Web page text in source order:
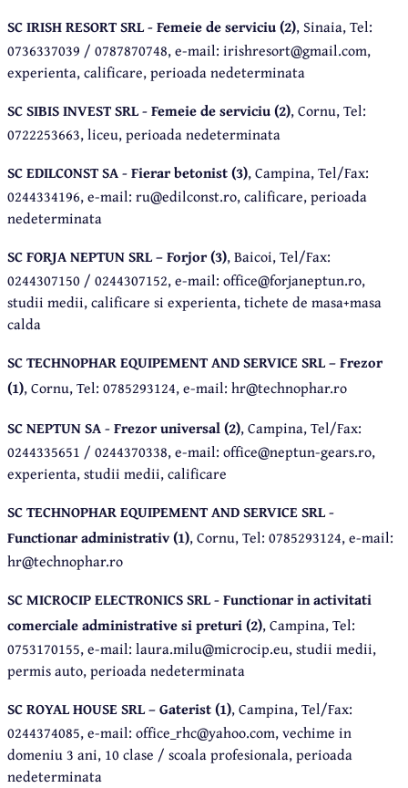
SC IRISH RESORT SRL - Femeie de serviciu (2), Sinaia, Tel:
0736337039 / 0787870748, e-mail: irishresort@gmail.com,
experienta, calificare, perioada nedeterminata
SC SIBIS INVEST SRL - Femeie de serviciu (2), Cornu, Tel:
0722253663, liceu, perioada nedeterminata
SC EDILCONST SA - Fierar betonist (3), Campina, Tel/Fax:
0244334196, e-mail: ru@edilconst.ro, calificare, perioada
nedeterminata
SC FORJA NEPTUN SRL – Forjor (3), Baicoi, Tel/Fax:
0244307150 / 0244307152, e-mail: office@forjaneptun.ro,
studii medii, calificare si experienta, tichete de masa+masa
calda
SC TECHNOPHAR EQUIPEMENT AND SERVICE SRL – Frezor
(1), Cornu, Tel: 0785293124, e-mail: hr@technophar.ro
SC NEPTUN SA - Frezor universal (2), Campina, Tel/Fax:
0244335651 / 0244370338, e-mail: office@neptun-gears.ro,
experienta, studii medii, calificare
SC TECHNOPHAR EQUIPEMENT AND SERVICE SRL -
Functionar administrativ (1), Cornu, Tel: 0785293124, e-mail:
hr@technophar.ro
SC MICROCIP ELECTRONICS SRL - Functionar in activitati
comerciale administrative si preturi (2), Campina, Tel:
0753170155, e-mail: laura.milu@microcip.eu, studii medii,
permis auto, perioada nedeterminata
SC ROYAL HOUSE SRL – Gaterist (1), Campina, Tel/Fax:
0244374085, e-mail: office_rhc@yahoo.com, vechime in
domeniu 3 ani, 10 clase / scoala profesionala, perioada
nedeterminata